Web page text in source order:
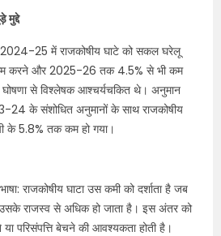
मुद्दे
25 में राजकोषीय घाटे को सकल घरेलू
करने और 2025-26 तक 4.5% से भी कम
घोषणा से विश्लेषक आश्चर्यचकित थे। अनुमान
24 के संशोधित अनुमानों के साथ राजकोषीय
के 5.8% तक कम हो गया।
राजकोषीय घाटा उस कमी को दर्शाता है जब
राजस्व से अधिक हो जाता है। इस अंतर को
परिसंपत्ति बेचने की आवश्यकता होती है।